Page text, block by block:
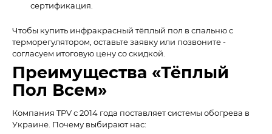
сертификация.
Чтобы купить инфракрасный тёплый пол в спальню с
терморегулятором, оставьте заявку или позвоните -
согласуем итоговую цену со скидкой.
Преимущества «Тёплый
Пол Всем»
Компания TPV с 2014 года поставляет системы обогрева в
Украине. Почему выбирают нас: